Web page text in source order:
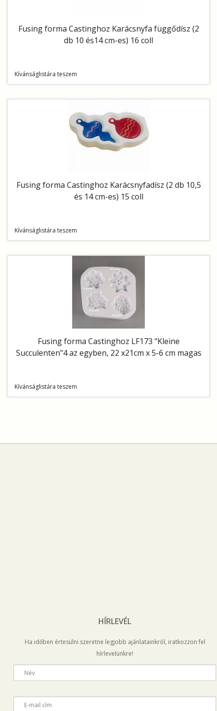
Fusing forma Castinghoz Karácsnyfa függődísz (2
db 10 és14 cm-es) 16 coll
Kívánságlistára teszem
Fusing forma Castinghoz Karácsnyfadísz (2 db 10,5
és 14 cm-es) 15 coll
Kívánságlistára teszem
Fusing forma Castinghoz LF173 "Kleine
Succulenten"4 az egyben, 22 x21cm x 5-6 cm magas
Kívánságlistára teszem
HÍRLEVÉL
Ha időben értesülni szeretne legjobb ajánlatainkról, iratkozzon fel
hírlevelünkre!
Név
E-mail cím